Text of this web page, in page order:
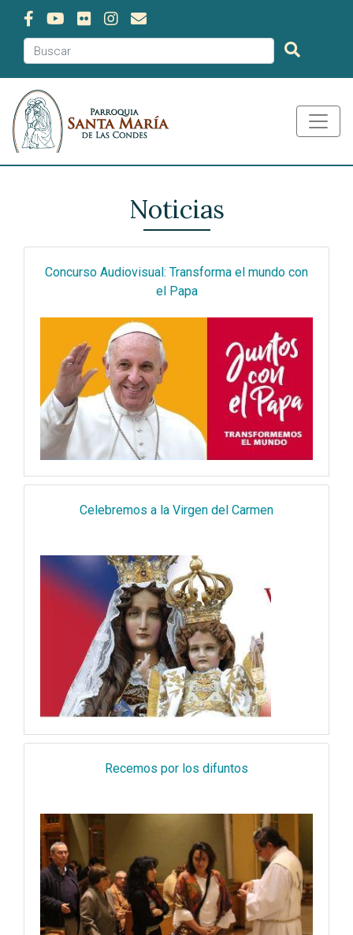
Noticias
Concurso Audiovisual: Transforma el mundo con
el Papa
Celebremos a la Virgen del Carmen
Recemos por los difuntos